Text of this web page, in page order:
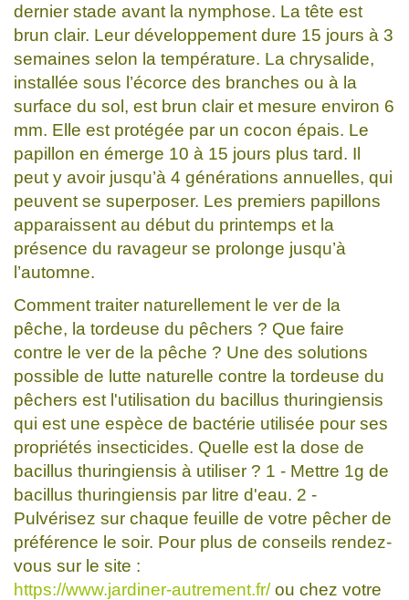
dernier stade avant la nymphose. La tête est
brun clair. Leur développement dure 15 jours à 3
semaines selon la température. La chrysalide,
installée sous l’écorce des branches ou à la
surface du sol, est brun clair et mesure environ 6
mm. Elle est protégée par un cocon épais. Le
papillon en émerge 10 à 15 jours plus tard. Il
peut y avoir jusqu’à 4 générations annuelles, qui
peuvent se superposer. Les premiers papillons
apparaissent au début du printemps et la
présence du ravageur se prolonge jusqu’à
l’automne.
Comment traiter naturellement le ver de la
pêche, la tordeuse du pêchers ? Que faire
contre le ver de la pêche ? Une des solutions
possible de lutte naturelle contre la tordeuse du
pêchers est l'utilisation du bacillus thuringiensis
qui est une espèce de bactérie utilisée pour ses
propriétés insecticides. Quelle est la dose de
bacillus thuringiensis à utiliser ? 1 - Mettre 1g de
bacillus thuringiensis par litre d'eau. 2 -
Pulvérisez sur chaque feuille de votre pêcher de
préférence le soir. Pour plus de conseils rendez-
vous sur le site :
https://www.jardiner-autrement.fr/ou chez votre